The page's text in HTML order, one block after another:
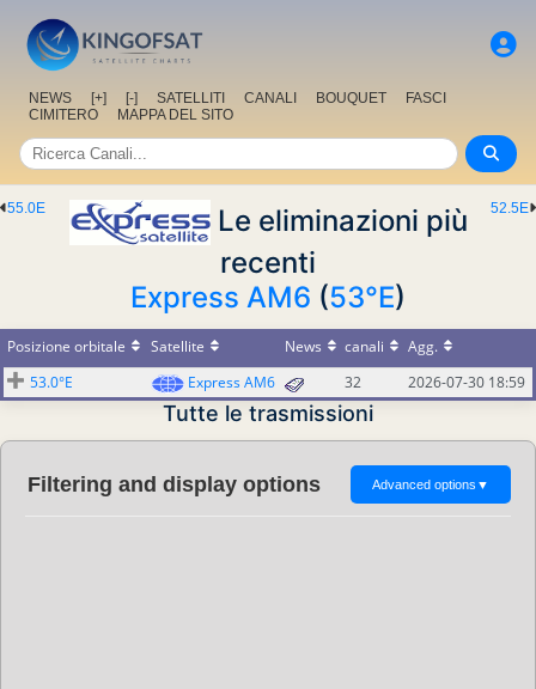
NEWS [+] [-] SATELLITI CANALI BOUQUET
FASCI
CIMITERO
MAPPA DEL SITO
52.5E
55.0E
Le eliminazioni più
recenti
Express AM6 (53°E)
Posizione orbitale Satellite News canali
Agg.
53.0°E
Express AM6 32 2026-07-30 18:59
Tutte le trasmissioni
Filtering and display options Advanced options ▼